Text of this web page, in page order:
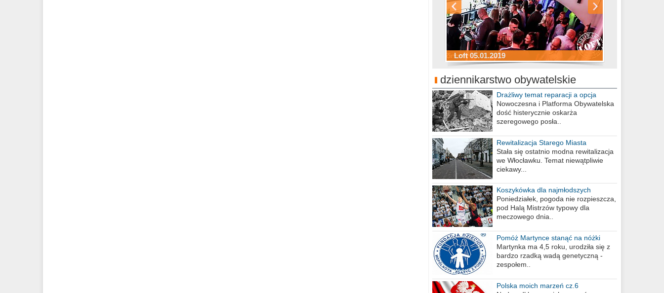
Loft 05.01.2019
Sylwester Podgrodzie 31.12.2018
Sylwester Pensjonat Michelin 31.12.2018
dziennikarstwo obywatelskie
Drażliwy temat reparacji a opcja
berlińska
Nowoczesna i Platforma Obywatelska
dość histerycznie oskarża
szeregowego posła..
Rewitalizacja Starego Miasta
Stała się ostatnio modna rewitalizacja
we Włocławku. Temat niewątpliwie
ciekawy...
Koszykówka dla najmłodszych
Poniedziałek, pogoda nie rozpieszcza,
pod Halą Mistrzów typowy dla
meczowego dnia..
Pomóż Martynce stanąć na nóżki
Martynka ma 4,5 roku, urodziła się z
bardzo rzadką wadą genetyczną -
zespołem..
Polska moich marzeń cz.6